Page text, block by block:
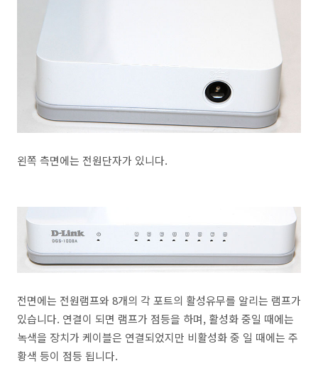
왼쪽 측면에는 전원단자가 있니다.
전면에는 전원램프와 8개의 각 포트의 활성유무를 알리는 램프가
있습니다. 연결이 되면 램프가 점등을 하며, 활성화 중일 때에는
녹색을 장치가 케이블은 연결되었지만 비활성화 중 일 때에는 주
황색 등이 점등 됩니다.